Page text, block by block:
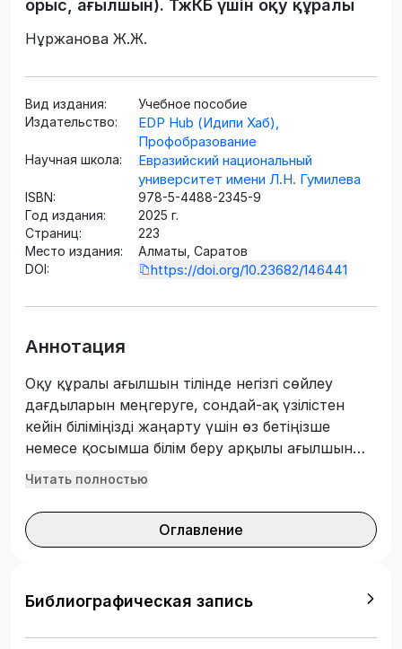
орыс, ағылшын). ТжКБ үшін оқу құралы
Нұржанова Ж.Ж.
Вид издания:
Учебное пособие
Издательство:
EDP Hub (Идипи Хаб),
Профобразование
Научная школа:
Евразийский национальный
университет имени Л.Н. Гумилева
ISBN:
978-5-4488-2345-9
Год издания:
2025 г.
Страниц:
223
Место издания:
Алматы, Саратов
DOI:
https://doi.org/10.23682/146441
Аннотация
Оқу құралы ағылшын тілінде негізгі сөйлеу
дағдыларын меңгеруге, сондай-ақ үзілістен
кейін біліміңізді жаңарту үшін өз бетіңізше
немесе қосымша білім беру арқылы ағылшын
тілін үйренуге көмектеседі. Оқу құралы «Шетел
студенттеріне арналған.
Читать полностью
Оглавление
Библиографическая запись